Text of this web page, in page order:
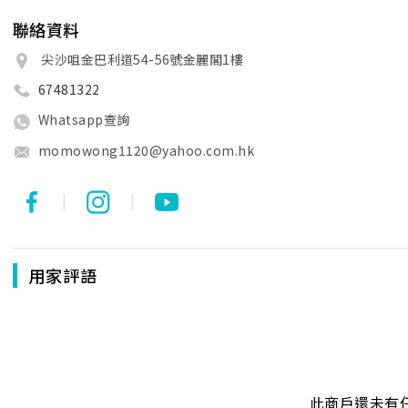
聯絡資料
尖沙咀金巴利道54-56號金麗閣1樓
67481322
Whatsapp查詢
momowong1120@yahoo.com.hk
| |
用家評語
此商戶還未有